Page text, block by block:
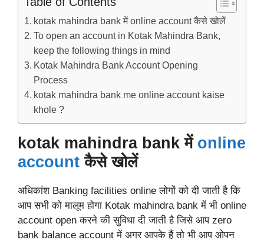
kotak mahindra bank में online account कैसे खोलें
To open an account in Kotak Mahindra Bank,
keep the following things in mind
Kotak Mahindra Bank Account Opening
Process
kotak mahindra bank me online account kaise
khole ?
kotak mahindra bank में online
account कैसे खोलें
अधिकांश Banking facilities online लोगों को दी जाती है कि
आप सभी को मालूम होगा Kotak mahindra bank में भी online
account open करने की सुविधा दी जाती है जिसे आप zero
bank balance account में अगर आपके हैं तो भी आप ओपन